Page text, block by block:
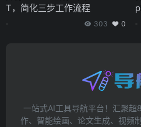
T，简化三步工作流程
303 0
一站式AI工具导航平台！汇聚
作、智能绘画、论文生成、视频